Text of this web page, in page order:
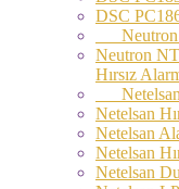
DSC
Neutron
Neutron
Hırsız
Netelsan
Netelsan
Netelsan
Netelsan
Netelsan